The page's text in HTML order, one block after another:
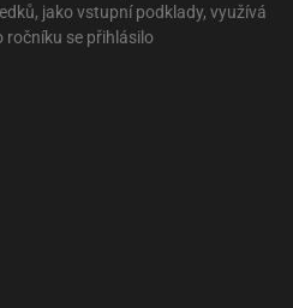
jako vstupní podklady, využívá
ročníku se přihlásilo